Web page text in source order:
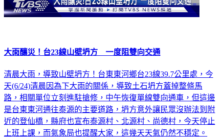
大雨釀災！台23線山壁坍方 一度阻雙向交通
清晨大雨，導致山壁坍方！台東東河鄉台23線39.7公里處，今
天(6/24)清晨因為下大雨的關係，導致土石坍方蓋掉整條馬
路，相關單位立刻進駐搶修，中午恢復單線雙向通車，但這邊
是台東東河通往泰源的主要道路，坍方意外讓民眾沒辦法到附
近的登仙橋，縣府也宣布泰源村、北源村、尚德村，今天停止
上班上課，而氣象局也提醒大家，這幾天天氣仍然不穩定。